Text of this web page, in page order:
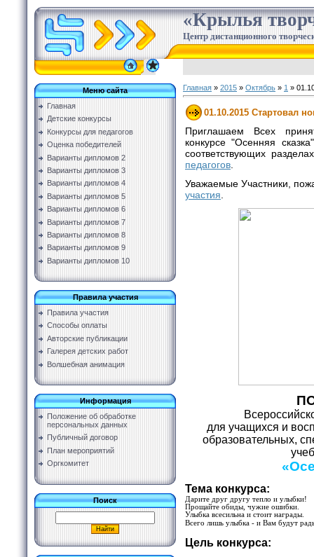
«Крылья
Центр дистанционного
Меню сайта
Главная
Детские конкурсы
Конкурсы для педагогов
Оценка победителей
Варианты дипломов 2
Варианты дипломов 3
Варианты дипломов 4
Варианты дипломов 5
Варианты дипломов 6
Варианты дипломов 7
Варианты дипломов 8
Варианты дипломов 9
Варианты дипломов 10
Правила участия
Правила участия
Способы оплаты
Авторские публикации
Галерея детских работ
Волшебная анимация
Информация
Положение об обработке
персональных данных
Публичный договор
План мероприятий
Оргкомитет
Поиск
Главная » 2015 » Октябрь » 1 »
01.10.2015 Стартовал
Приглашаем Всех
конкурсе "Осенняя
соответствующих
педагогов
Уважаемые Участники,
участия
для учащихся и
образовательных,
Тема конкурса:
Дарите друг другу тепло и улыбки!
Прощайте обиды, чужие ошибки.
Улыбка всесильна и стоит награды.
Всего лишь улыбка - и Вам будут
Цель конкурса: